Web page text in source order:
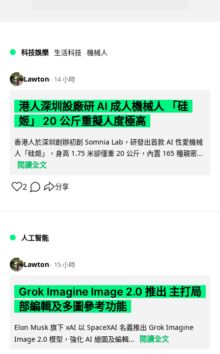
科技娛樂 生活科技 機械人
Lawton 14 小時
港人深圳設廠研 AI 成人機械人 「硅
姬」 20 公斤重擬人度極高
香港人於深圳創辦初創 Somnia Lab，研發出首款 AI 性愛機械
人「硅姬」，身高 1.75 米卻僅重 20 公斤，內置 165 種親密...
閱讀全文
2 分享
人工智能
Lawton 15 小時
Grok Imagine Image 2.0 推出 主打局
部編輯及多圖參考功能
Elon Musk 旗下 xAI 以 SpaceXAI 名義推出 Grok Imagine
Image 2.0 模型，強化 AI 繪圖及編輯...
閱讀全文